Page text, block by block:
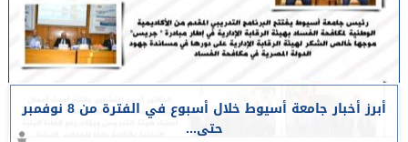
أبرز أخبار جامعة أسيوط خلال أسبوع في الفترة من 8 نوفمبر
حتى...